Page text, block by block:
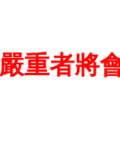
重者將